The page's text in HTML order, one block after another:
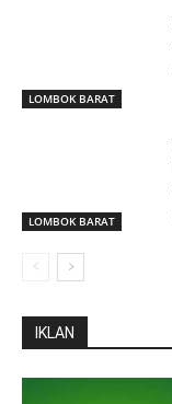
LOMBOK BARAT
LOMBOK BARAT
IKLAN